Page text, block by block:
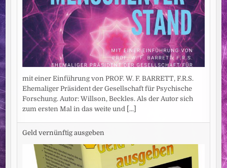
mit einer Einführung von PROF. W. F. BARRETT, F.R.S.
Ehemaliger Präsident der Gesellschaft für Psychische
Forschung. Autor: Willson, Beckles. Als der Autor sich
zum ersten Mal in das weite und [...]
Geld vernünftig ausgeben